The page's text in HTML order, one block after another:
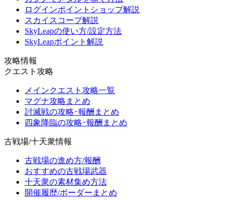
ログインポイントショップ解説
スカイスコープ解説
SkyLeapの使い方/設定方法
SkyLeapポイント解説
攻略情報
クエスト攻略
メインクエスト攻略一覧
マグナ攻略まとめ
討滅戦の攻略･報酬まとめ
四象降臨の攻略･報酬まとめ
古戦場/十天衆情報
古戦場の進め方/報酬
おすすめの古戦場武器
十天衆の素材集め方法
開催履歴/ボーダーまとめ